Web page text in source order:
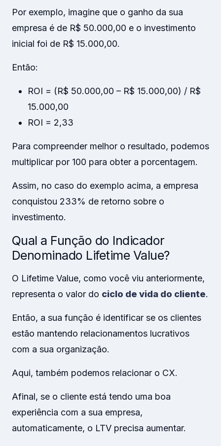
Por exemplo, imagine que o ganho da sua
empresa é de R$ 50.000,00 e o investimento
inicial foi de R$ 15.000,00.
Então:
ROI = (R$ 50.000,00 – R$ 15.000,00) / R$
15.000,00
ROI = 2,33
Para compreender melhor o resultado, podemos
multiplicar por 100 para obter a porcentagem.
Assim, no caso do exemplo acima, a empresa
conquistou 233% de retorno sobre o
investimento.
Qual a Função do Indicador
Denominado Lifetime Value?
O Lifetime Value, como você viu anteriormente,
representa o valor do ciclo de vida do cliente.
Então, a sua função é identificar se os clientes
estão mantendo relacionamentos lucrativos
com a sua organização.
Aqui, também podemos relacionar o CX.
Afinal, se o cliente está tendo uma boa
experiência com a sua empresa,
automaticamente, o LTV precisa aumentar.